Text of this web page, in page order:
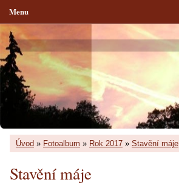
Úvod » Fotoalbum » Rok 2017 » Stavění máje
Stavění máje
Menu